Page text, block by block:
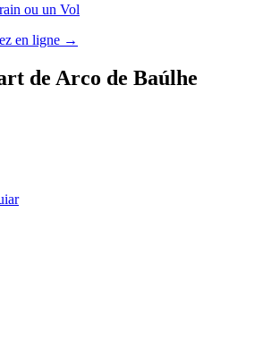
ou un Vol
en ligne →
de Arco de Baúlhe